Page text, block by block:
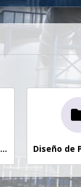
Procesos Industriales